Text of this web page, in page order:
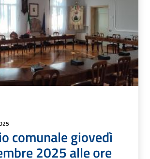
comunale giovedì
2025 alle ore